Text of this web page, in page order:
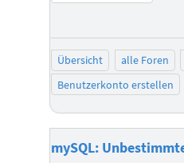
Übersicht alle Foren
Benutzerkonto erstellen
mySQL: